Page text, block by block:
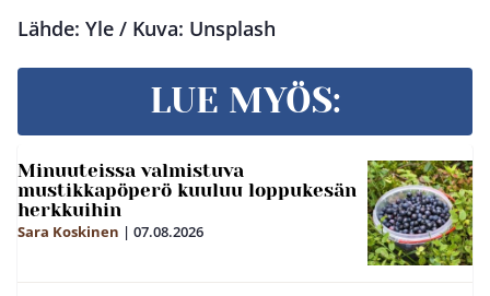
Lähde: Yle / Kuva: Unsplash
LUE MYÖS:
Minuuteissa valmistuva
mustikkapöperö kuuluu loppukesän
herkkuihin
Sara Koskinen | 07.08.2026